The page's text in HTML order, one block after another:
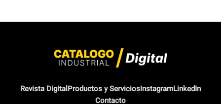
Revista DigitalProductos y ServiciosInstagramLinkedIn
Contacto